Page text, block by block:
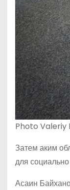
Photo Valeriy
Затем аким
для
Асаин